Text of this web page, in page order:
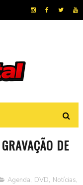
DE
Agenda, DVD, Notícias,